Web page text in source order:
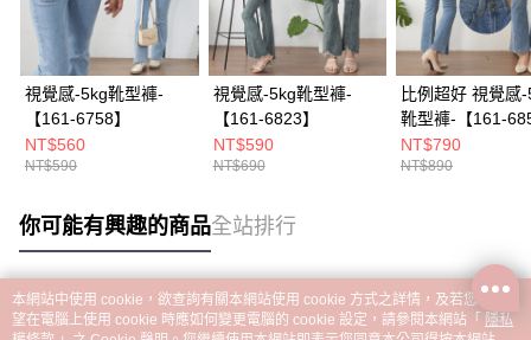
視覺感-5kg靴型褲-
【161-6758】
NT$560
NT$590
視覺感-5kg靴型褲-
【161-6823】
NT$590
NT$690
比例超好 視覺感
靴型褲-【161-
NT$790
NT$890
你可能有興趣的商品全站排行
熱門標籤
本網站中使用 cookie，欲查詢有關本網站使用 cookie 方式之詳情，及若您不希
望在電腦上使用 cookie 時應如何變更電腦的 cookie 設定，請參閱本網站「 隱私